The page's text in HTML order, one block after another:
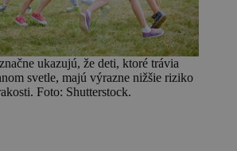
ukazujú, že deti, ktoré trávia
svetle, majú výrazne nižšie riziko
Foto: Shutterstock.